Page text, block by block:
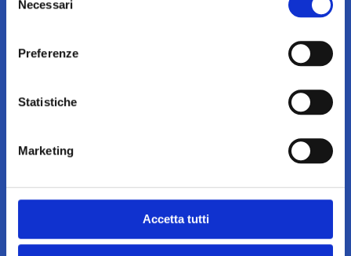
delNecessari
Preferenze
Statistiche
Marketing
Accetta tutti
Contatti
Iscriviti alla newsletter
Tieniti sempre informato su notizie, eventi e promozioni!
alla
nostra
Iscriviti
aggiornamenti su iniziative, prodotti e servizi.